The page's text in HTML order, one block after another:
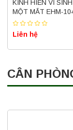
KÍNH HIỂN VI
MỘT MẮT EHM-
Liên hệ
CÂN